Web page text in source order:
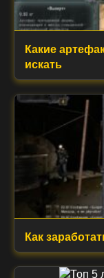
Какие
искать
Как